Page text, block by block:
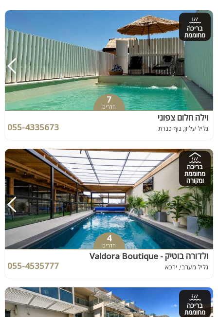
בריכה
מחוממת
7
חדרים
וילה חלום צפוני
גליל עליון, נוף כנרת 055-4335673
בריכה
מחוממת
ומקורה
4
חדרים
ולדורה בוטיק - Valdora Boutique
גליל מערבי, ירכא 055-4535777
בריכה
מחוממת